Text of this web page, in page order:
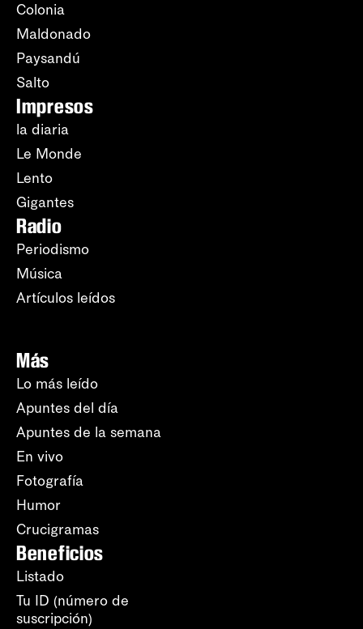
Colonia
Maldonado
Paysandú
Salto
Impresos
la diaria
Le Monde
Lento
Gigantes
Radio
Periodismo
Música
Artículos leídos
Más
Lo más leído
Apuntes del día
Apuntes de la semana
En vivo
Fotografía
Humor
Crucigramas
Beneficios
Listado
Tu ID (número de
suscripción)